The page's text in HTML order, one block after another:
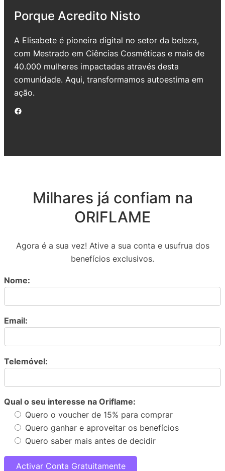
Porque Acredito Nisto
A Elisabete é pioneira digital no setor da beleza,
com Mestrado em Ciências Cosméticas e mais de
40.000 mulheres impactadas através desta
comunidade. Aqui, transformamos autoestima em
ação.
Facebook
Milhares já confiam na
ORIFLAME
Agora é a sua vez! Ative a sua conta e usufrua dos
benefícios exclusivos.
Nome:
Email:
Telemóvel:
Qual o seu interesse na Oriflame:
Quero o voucher de 15% para comprar
Quero ganhar e aproveitar os benefícios
Quero saber mais antes de decidir